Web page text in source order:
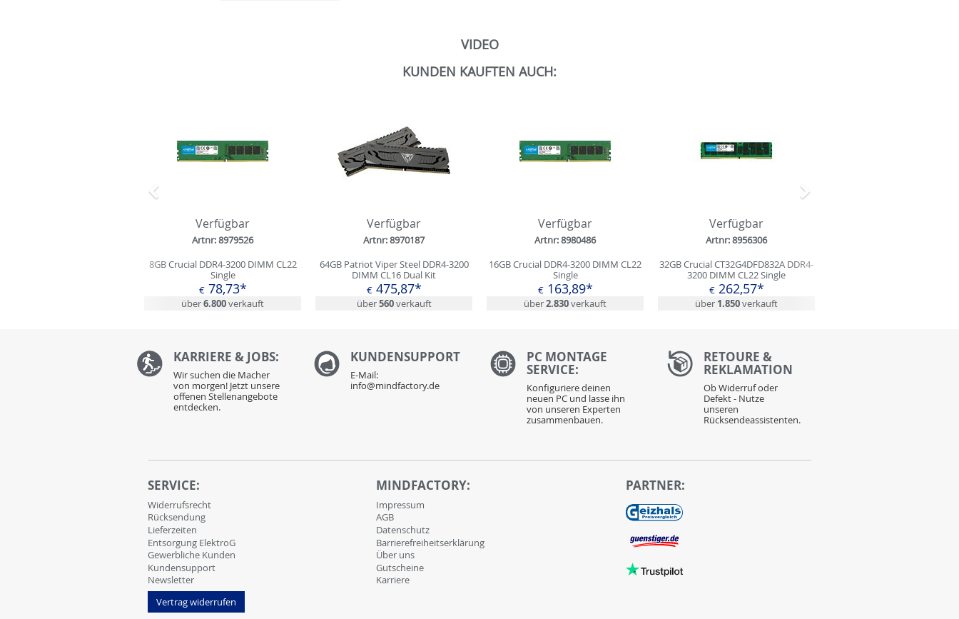
VIDEO
KUNDEN KAUFTEN AUCH:
Verfügbar
Artnr: 8979526
8GB Crucial DDR4-3200 DIMM CL22
Single
€78,73*
über6.800verkauft
Verfügbar
Artnr: 8970187
64GB Patriot Viper Steel DDR4-3200
DIMM CL16 Dual Kit
€475,87*
über560verkauft
Verfügbar
Artnr: 8980486
16GB Crucial DDR4-3200 DIMM CL22
Single
€163,89*
über2.830verkauft
Verfügbar
Artnr: 8956306
32GB Crucial CT32G4DFD832A DDR4-
3200 DIMM CL22 Single
€262,57*
über 1.850verkauft
Zurück Nächstes
KARRIERE & JOBS:
Wir suchen die Macher
von morgen! Jetzt unsere
offenen Stellenangebote
entdecken.
KUNDENSUPPORT
E-Mail:
info@mindfactory.de
PC MONTAGE
SERVICE:
Konfiguriere deinen
neuen PC und lasse ihn
von unseren Experten
zusammenbauen.
RETOURE &
REKLAMATION
Ob Widerruf oder
Defekt - Nutze
unseren
Rücksendeassistenten.
SERVICE:
Widerrufsrecht
Rücksendung
Lieferzeiten
Entsorgung ElektroG
Gewerbliche Kunden
Kundensupport
Newsletter
Vertrag widerrufen
MINDFACTORY:
Impressum
AGB
Datenschutz
Barrierefreiheitserklärung
Über uns
Gutscheine
Karriere
PARTNER: